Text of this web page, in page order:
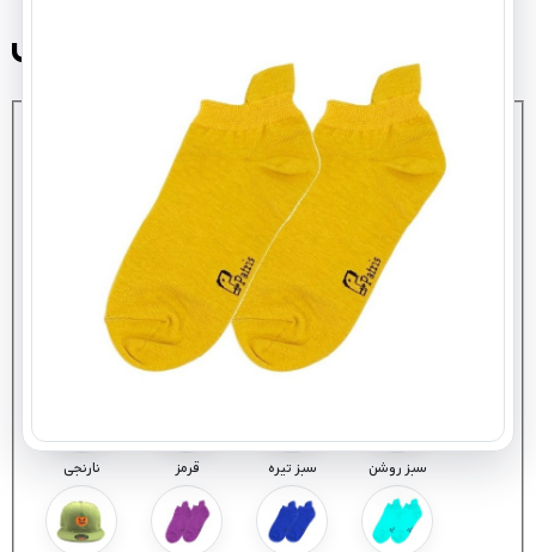
لبه دار پاتریس
قهوه‌ای
فیلی خاکستری
نارنجی قرمز سبز تیره سبز روشن